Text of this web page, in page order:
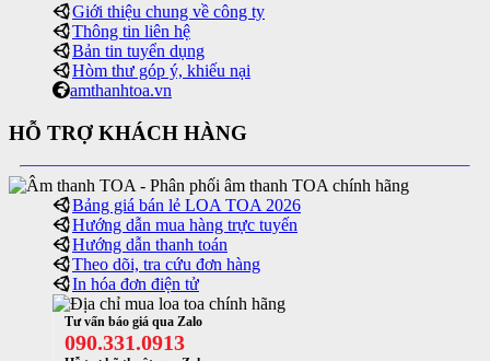
Giới thiệu chung về công ty
Thông tin liên hệ
Bản tin tuyển dụng
Hòm thư góp ý, khiếu nại
amthanhtoa.vn
HỖ TRỢ KHÁCH HÀNG
Bảng giá bán lẻ LOA TOA 2026
Hướng dẫn mua hàng trực tuyến
Hướng dẫn thanh toán
Theo dõi, tra cứu đơn hàng
In hóa đơn điện tử
Tư vấn báo giá qua Zalo
090.331.0913